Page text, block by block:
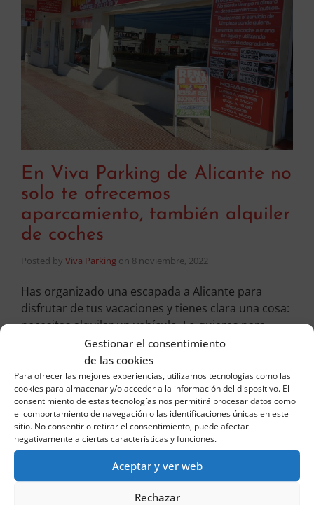
Gestionar el consentimiento
de las cookies
Para ofrecer las mejores experiencias, utilizamos tecnologías como las
cookies para almacenar y/o acceder a la información del dispositivo. El
consentimiento de estas tecnologías nos permitirá procesar datos como
el comportamiento de navegación o las identificaciones únicas en este
sitio. No consentir o retirar el consentimiento, puede afectar
negativamente a ciertas características y funciones.
Aceptar y ver web
Rechazar
En Viva Parking de Alicante no
solo te ofrecemos
aparcamiento, también alquiler
de coches
Posted by Viva Parking on 8 noviembre, 2022
Has organizado una escapada a Alicante para
disfrutar de tus vacaciones y tienes clara una cosa:
necesitas alquilar un vehículo. Lo quieres para
tener autonomía y no depender de los medios de
transporte público, para conocer a fondo la ciudad
…Read More
Tags:alquilar un coche con Viva Parking ,servicios de Viva Parking